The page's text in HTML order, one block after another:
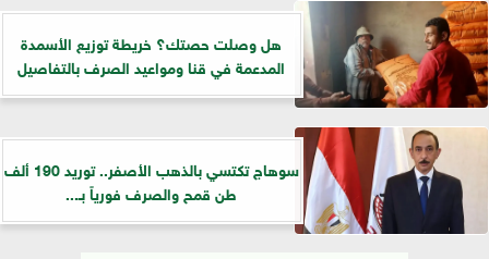
هل وصلت حصتك؟ خريطة توزيع الأسمدة
المدعمة في قنا ومواعيد الصرف بالتفاصيل
سوهاج تكتسي بالذهب الأصفر.. توريد 190 ألف
طن قمح والصرف فورياً بـ...